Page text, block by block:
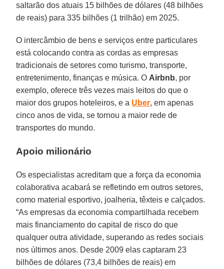
saltarão dos atuais 15 bilhões de dólares (48 bilhões
de reais) para 335 bilhões (1 trilhão) em 2025.
O intercâmbio de bens e serviços entre particulares
está colocando contra as cordas as empresas
tradicionais de setores como turismo, transporte,
entretenimento, finanças e música. O Airbnb, por
exemplo, oferece três vezes mais leitos do que o
maior dos grupos hoteleiros, e a Uber, em apenas
cinco anos de vida, se tornou a maior rede de
transportes do mundo.
Apoio milionário
Os especialistas acreditam que a força da economia
colaborativa acabará se refletindo em outros setores,
como material esportivo, joalheria, têxteis e calçados.
“As empresas da economia compartilhada recebem
mais financiamento do capital de risco do que
qualquer outra atividade, superando as redes sociais
nos últimos anos. Desde 2009 elas captaram 23
bilhões de dólares (73,4 bilhões de reais) em